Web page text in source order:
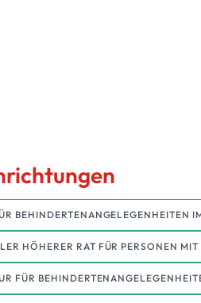
BEHINDERTENANGELEGENHEITEN
HÖHERER RAT FÜR PERSONEN
FÜR